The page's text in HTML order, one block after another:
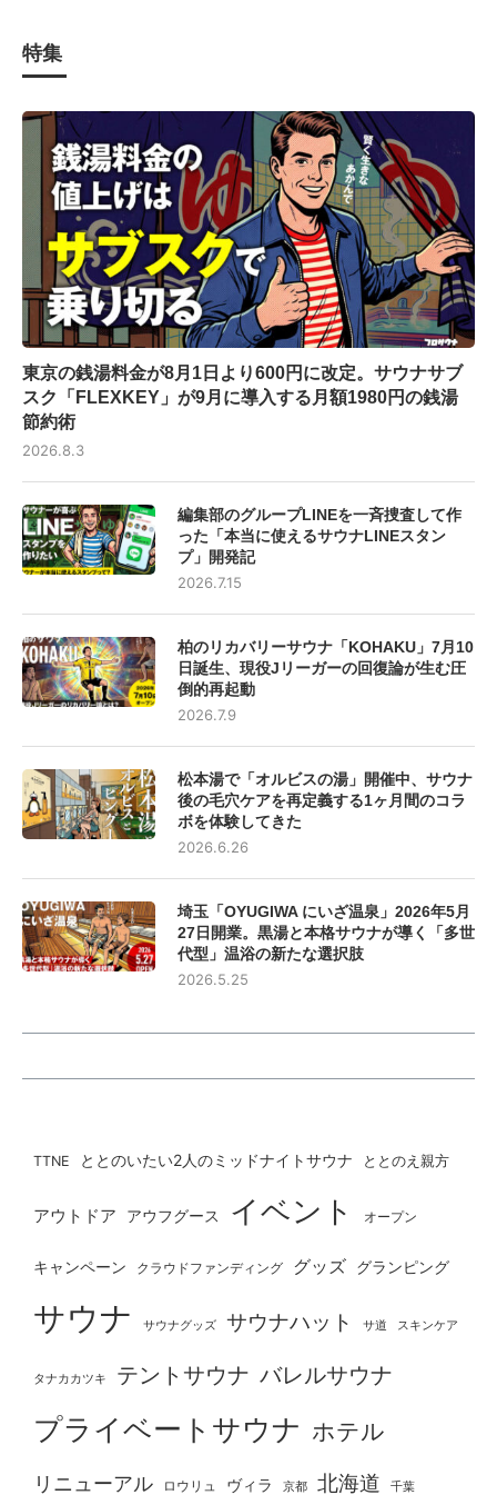
特集
東京の銭湯料金が8月1日より600円に改定。サウナサブ
スク「FLEXKEY」が9月に導入する月額1980円の銭湯
節約術
2026.8.3
編集部のグループLINEを一斉捜査して作
った「本当に使えるサウナLINEスタン
プ」開発記
2026.7.15
柏のリカバリーサウナ「KOHAKU」7月10
日誕生、現役Jリーガーの回復論が生む圧
倒的再起動
2026.7.9
松本湯で「オルビスの湯」開催中、サウナ
後の毛穴ケアを再定義する1ヶ月間のコラ
ボを体験してきた
2026.6.26
埼玉「OYUGIWA にいざ温泉」2026年5月
27日開業。黒湯と本格サウナが導く「多世
代型」温浴の新たな選択肢
2026.5.25
TTNE ととのいたい2人のミッドナイトサウナ ととのえ親方
アウトドア アウフグース イベント オープン
キャンペーン クラウドファンディング グッズ グランピング
サウナ サウナグッズ サウナハット サ道 スキンケア
タナカカツキ テントサウナ バレルサウナ
プライベートサウナ ホテル
リニューアル ロウリュ ヴィラ 京都 北海道 千葉